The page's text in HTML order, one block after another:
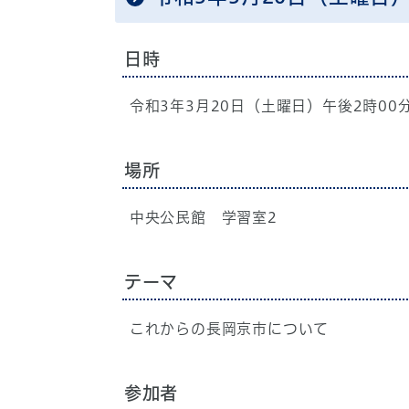
日時
令和3年3月20日（土曜日）午後2時00
場所
中央公民館 学習室2
テーマ
これからの長岡京市について
参加者